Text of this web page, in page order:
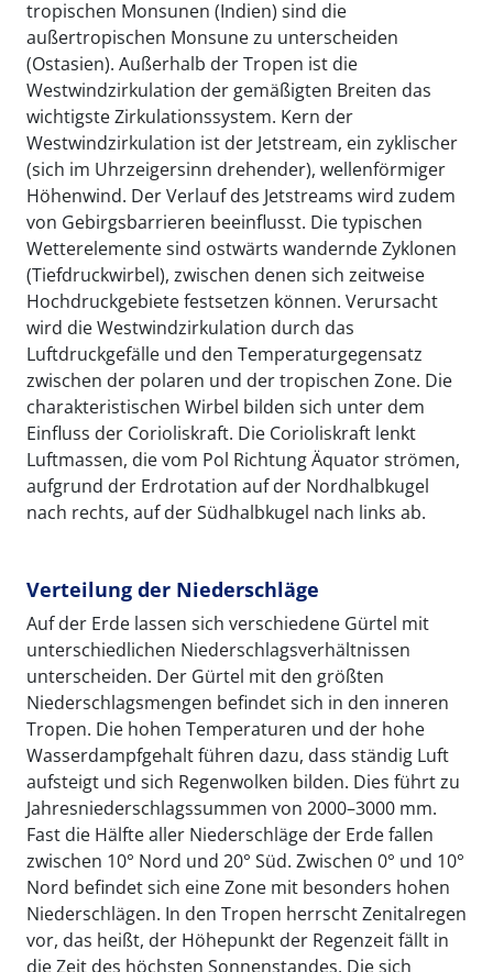
tropischen Monsunen (Indien) sind die
außertropischen Monsune zu unterscheiden
(Ostasien). Außerhalb der Tropen ist die
Westwindzirkulation der gemäßigten Breiten das
wichtigste Zirkulationssystem. Kern der
Westwindzirkulation ist der Jetstream, ein zyklischer
(sich im Uhrzeigersinn drehender), wellenförmiger
Höhenwind. Der Verlauf des Jetstreams wird zudem
von Gebirgsbarrieren beeinflusst. Die typischen
Wetterelemente sind ostwärts wandernde Zyklonen
(Tiefdruckwirbel), zwischen denen sich zeitweise
Hochdruckgebiete festsetzen können. Verursacht
wird die Westwindzirkulation durch das
Luftdruckgefälle und den Temperaturgegensatz
zwischen der polaren und der tropischen Zone. Die
charakteristischen Wirbel bilden sich unter dem
Einfluss der Corioliskraft. Die Corioliskraft lenkt
Luftmassen, die vom Pol Richtung Äquator strömen,
aufgrund der Erdrotation auf der Nordhalbkugel
nach rechts, auf der Südhalbkugel nach links ab.
Verteilung der Niederschläge
Auf der Erde lassen sich verschiedene Gürtel mit
unterschiedlichen Niederschlagsverhältnissen
unterscheiden. Der Gürtel mit den größten
Niederschlagsmengen befindet sich in den inneren
Tropen. Die hohen Temperaturen und der hohe
Wasserdampfgehalt führen dazu, dass ständig Luft
aufsteigt und sich Regenwolken bilden. Dies führt zu
Jahresniederschlagssummen von 2000–3000 mm.
Fast die Hälfte aller Niederschläge der Erde fallen
zwischen 10° Nord und 20° Süd. Zwischen 0° und 10°
Nord befindet sich eine Zone mit besonders hohen
Niederschlägen. In den Tropen herrscht Zenitalregen
vor, das heißt, der Höhepunkt der Regenzeit fällt in
die Zeit des höchsten Sonnenstandes. Die sich